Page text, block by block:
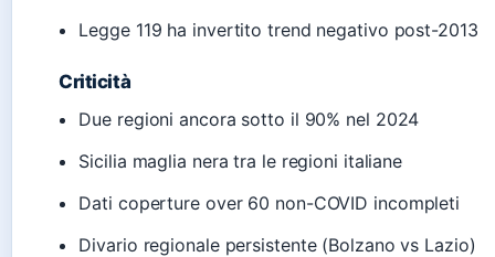
Legge 119 ha invertito trend negativo post-2013
Criticità
Due regioni ancora sotto il 90% nel 2024
Sicilia maglia nera tra le regioni italiane
Dati coperture over 60 non-COVID incompleti
Divario regionale persistente (Bolzano vs Lazio)